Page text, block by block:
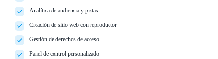
Analítica de audiencia y pistas
Creación de sitio web con reproductor
Gestión de derechos de acceso
Panel de control personalizado